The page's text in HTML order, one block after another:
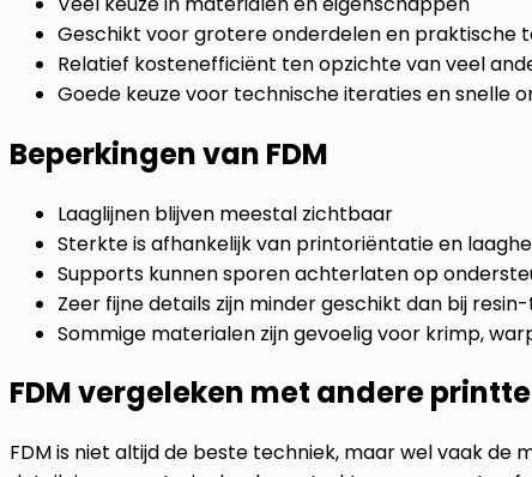
Geschikt voor grotere onderdelen en praktische
Relatief kostenefficiënt ten opzichte van veel
Goede keuze voor technische iteraties en snelle
Beperkingen van FDM
Laaglijnen blijven meestal zichtbaar
Sterkte is afhankelijk van printoriëntatie en
Supports kunnen sporen achterlaten op
Zeer fijne details zijn minder geschikt dan bij
Sommige materialen zijn gevoelig voor krimp,
FDM vergeleken met andere
FDM is niet altijd de beste techniek, maar wel vaak